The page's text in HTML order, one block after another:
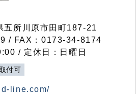
所川原市田町187-21
/ FAX：0173-34-8174
/ 定休日：日曜日
付可
line.com/